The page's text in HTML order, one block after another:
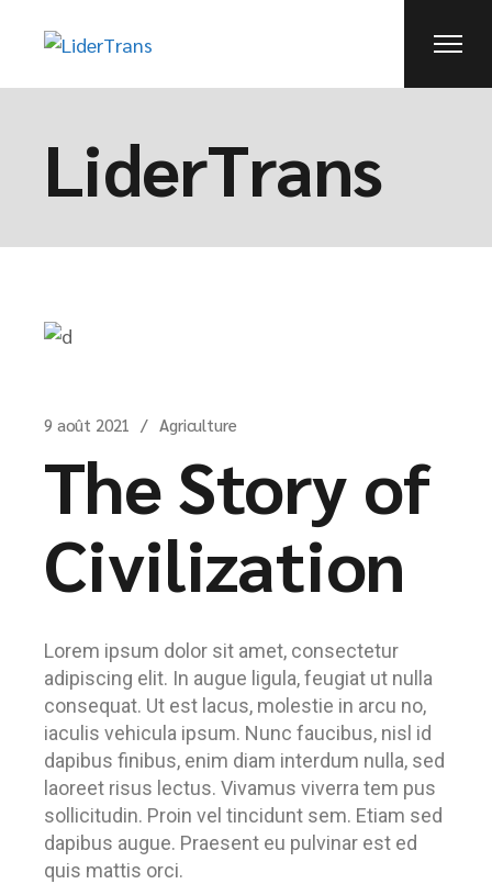
LiderTrans
9 août 2021 Agriculture
The Story of
Civilization
Lorem ipsum dolor sit amet, consectetur
adipiscing elit. In augue ligula, feugiat ut nulla
consequat. Ut est lacus, molestie in arcu no,
iaculis vehicula ipsum. Nunc faucibus, nisl id
dapibus finibus, enim diam interdum nulla, sed
laoreet risus lectus. Vivamus viverra tem pus
sollicitudin. Proin vel tincidunt sem. Etiam sed
dapibus augue. Praesent eu pulvinar est ed
quis mattis orci.